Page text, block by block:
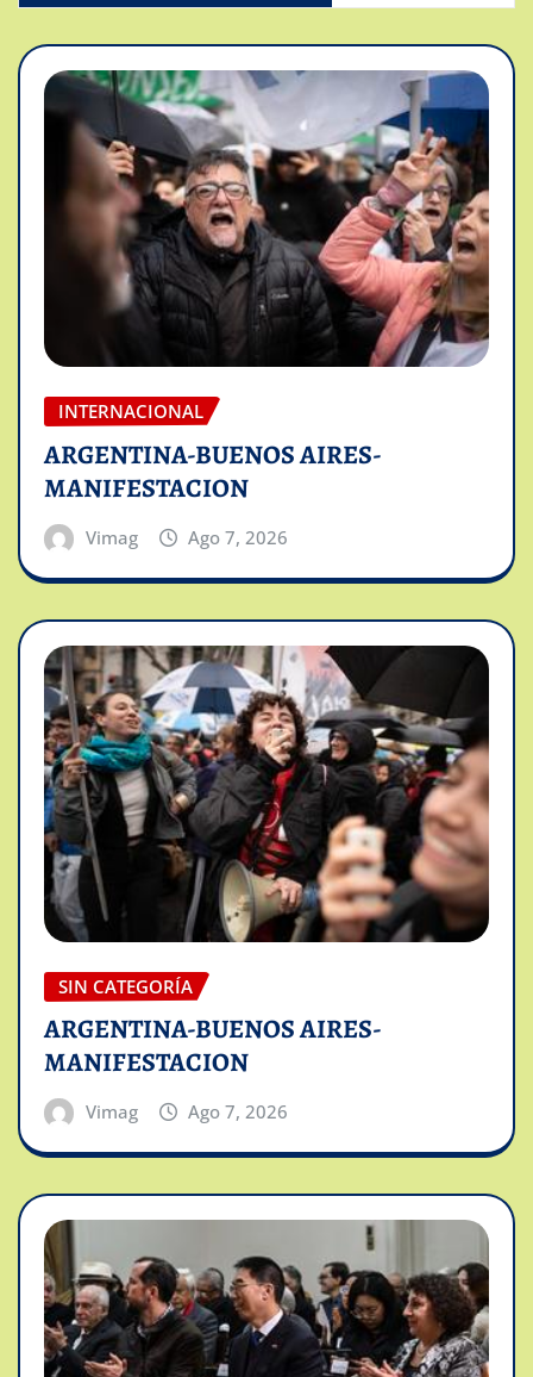
INTERNACIONAL
ARGENTINA-BUENOS AIRES-
MANIFESTACION
Vimag Ago 7, 2026
SIN CATEGORÍA
ARGENTINA-BUENOS AIRES-
MANIFESTACION
Vimag Ago 7, 2026